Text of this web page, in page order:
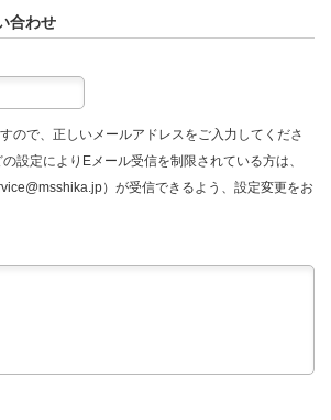
合わせ
ので、正しいメールアドレスをご入力してくださ
設定によりEメール受信を制限されている方は、
）が受信できるよう、設定変更をお